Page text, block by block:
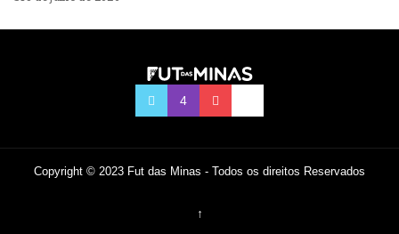
Copyright © 2023 Fut das Minas - Todos os direitos Reservados
↑